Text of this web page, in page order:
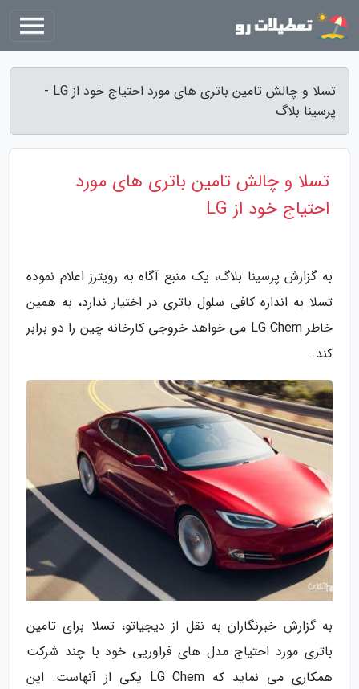
تسلا و چالش تامین باتری های مورد احتیاج خود از LG -
پرسینا بلاگ
تسلا و چالش تامین باتری های مورد
احتیاج خود از LG
به گزارش پرسینا بلاگ، یک منبع آگاه به رویترز اعلام نموده
تسلا به اندازه کافی سلول باتری در اختیار ندارد، به همین
خاطر LG Chem می خواهد خروجی کارخانه چین را دو برابر
کند.
به گزارش خبرنگاران به نقل از دیجیاتو، تسلا برای تامین
باتری مورد احتیاج مدل های فراوریی خود با چند شرکت
همکاری می نماید که LG Chem یکی از آنهاست. این